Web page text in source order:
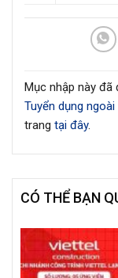
Mục nhập này
Tuyển dụng ngoài
trang tại đây.
CÓ THỂ BẠN